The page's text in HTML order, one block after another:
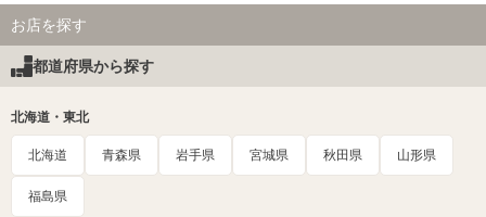
お店を探す
都道府県から探す
北海道・東北
北海道 青森県 岩手県 宮城県 秋田県 山形県
福島県